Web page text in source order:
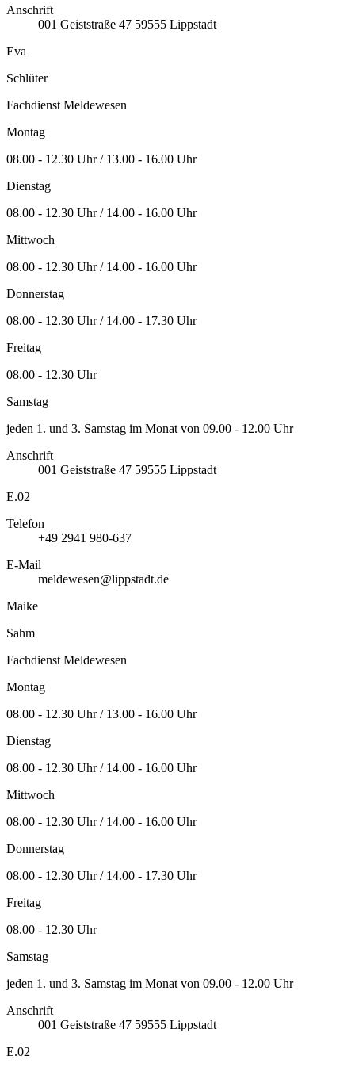
Anschrift
001 Geiststraße 47 59555 Lippstadt
Eva
Schlüter
Fachdienst Meldewesen
Montag
08.00 - 12.30 Uhr / 13.00 - 16.00 Uhr
Dienstag
08.00 - 12.30 Uhr / 14.00 - 16.00 Uhr
Mittwoch
08.00 - 12.30 Uhr / 14.00 - 16.00 Uhr
Donnerstag
08.00 - 12.30 Uhr / 14.00 - 17.30 Uhr
Freitag
08.00 - 12.30 Uhr
Samstag
jeden 1. und 3. Samstag im Monat von 09.00 - 12.00 Uhr
Anschrift
001 Geiststraße 47 59555 Lippstadt
E.02
Telefon
+49 2941 980-637
E-Mail
meldewesen@lippstadt.de
Maike
Sahm
Fachdienst Meldewesen
Montag
08.00 - 12.30 Uhr / 13.00 - 16.00 Uhr
Dienstag
08.00 - 12.30 Uhr / 14.00 - 16.00 Uhr
Mittwoch
08.00 - 12.30 Uhr / 14.00 - 16.00 Uhr
Donnerstag
08.00 - 12.30 Uhr / 14.00 - 17.30 Uhr
Freitag
08.00 - 12.30 Uhr
Samstag
jeden 1. und 3. Samstag im Monat von 09.00 - 12.00 Uhr
Anschrift
001 Geiststraße 47 59555 Lippstadt
E.02